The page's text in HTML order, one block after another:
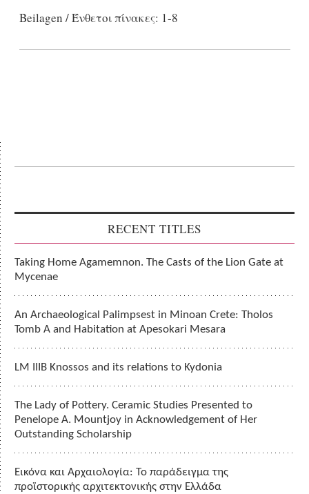
Beilagen / Ένθετοι πίνακες: 1-8
RECENT TITLES
Taking Home Agamemnon. The Casts of the Lion Gate at
Mycenae
An Archaeological Palimpsest in Minoan Crete: Tholos
Tomb A and Habitation at Apesokari Mesara
LM IIIB Knossos and its relations to Kydonia
The Lady of Pottery. Ceramic Studies Presented to
Penelope A. Mountjoy in Acknowledgement of Her
Outstanding Scholarship
Εικόνα και Αρχαιολογία: Το παράδειγμα της
προϊστορικής αρχιτεκτονικής στην Ελλάδα